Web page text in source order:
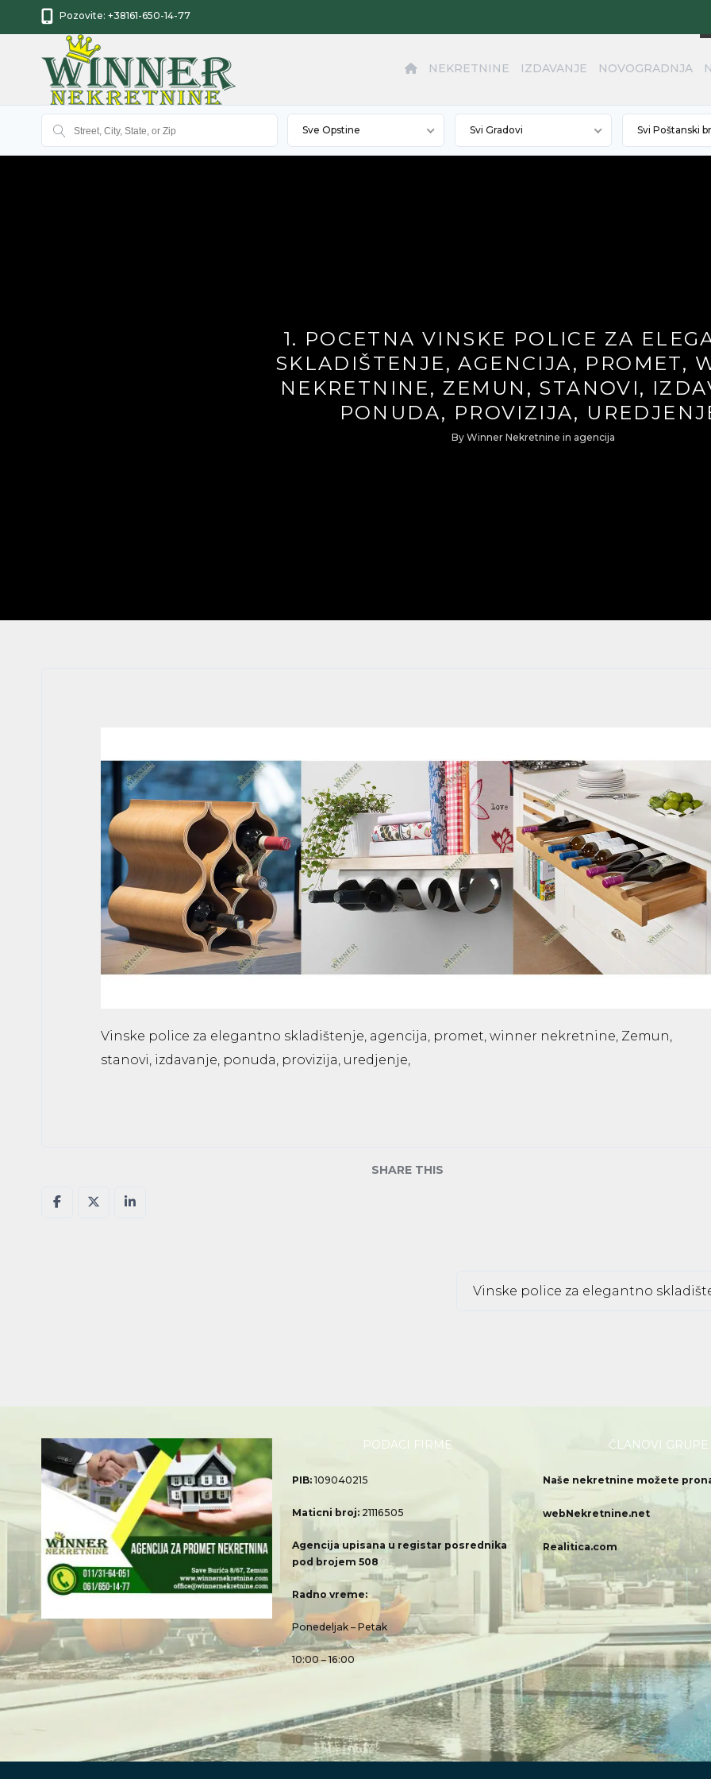
Pozovite: +38161-650-14-77
NEKRETNINE IZDAVANJE NOVOGRADNJA
Sve Opstine Svi Gradovi Svi Poštanski
1. POCETNA VINSKE POLICE ZA
SKLADIŠTENJE, AGENCIJA, PROMET,
NEKRETNINE, ZEMUN, STANOVI,
PONUDA, PROVIZIJA,
By Winner Nekretnine in agencija
Vinske police za elegantno skladištenje, agencija, promet, winner nekretnine, Zemun,
stanovi, izdavanje, ponuda, provizija, uredjenje,
SHARE THIS
Vinske police za elegantno
PODACI FIRME
PIB:109040215
Maticni broj: 21116505
Agencija upisana u registar posrednika
pod brojem 508
Radno vreme:
Ponedeljak – Petak
10:00 – 16:00
ČLANOVI GRUPE
Naše nekretnine možete
webNekretnine.net
Realitica.com